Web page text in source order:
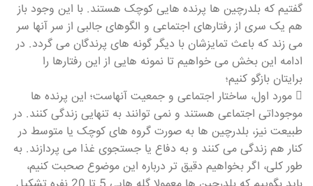
گفتیم که بلدرچین ها پرنده هایی کوچک هستند. با این وجود باز
هم یک سری از رفتارهای اجتماعی و الگوهای جالبی از سر آنها سر
می زند که باعث تمایزشان با دیگر گونه های پرندگان می گردد. در
ادامه این بخش می خواهیم تا نمونه هایی از این رفتارها را
برایتان بازگو کنیم؛
 مورد اول، ساختار اجتماعی و جمعیت آنهاست؛ این پرنده ها
موجوداتی اجتماعی هستند و نمی توانند به تنهایی زندگی کنند. در
طبیعت نیز، بلدرچین ها به صورت گروه های کوچک یا متوسط در
کنار هم زندگی می کنند و به دفاع یا جستجوی غذا می پردازند. به
طور کلی، اگر بخواهیم دقیق تر درباره این موضوع صحبت کنیم،